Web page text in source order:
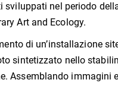
nel periodo
Art and Ecology.
di un’installazione
sintetizzato nello
Assemblando immagini